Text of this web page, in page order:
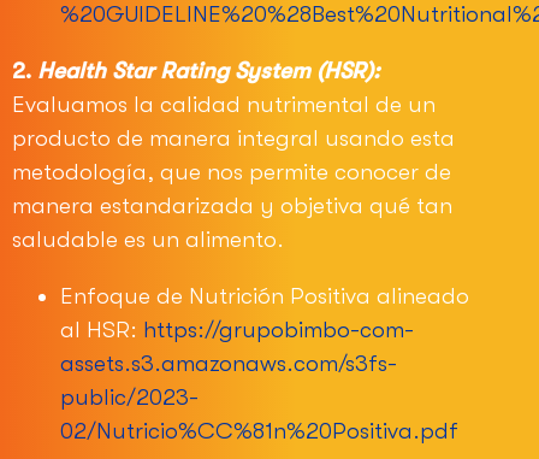
2. Health Star Rating System (HSR):
Evaluamos la calidad nutrimental de un
producto de manera integral usando esta
metodología, que nos permite conocer de
manera estandarizada y objetiva qué tan
saludable es un alimento.
Enfoque de Nutrición Positiva alineado
al HSR: https://grupobimbo-com-
assets.s3.amazonaws.com/s3fs-
public/2023-
02/Nutricio%CC%81n%20Positiva.pdf